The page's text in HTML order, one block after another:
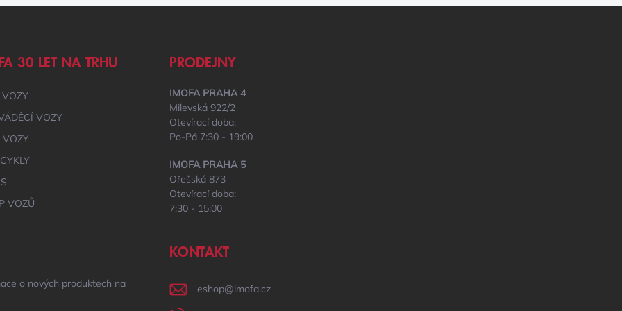
30 LET NA TRHU
VOZY
VOZY
VOZŮ
PRODEJNY
IMOFA PRAHA 4
Milevská 922/2
Otevírací doba:
Po-Pá 7:30 - 19:00
IMOFA PRAHA 5
Ořešská 873
Otevírací doba:
7:30 - 15:00
o nových produktech na
KONTAKT
eshop@imofa.cz